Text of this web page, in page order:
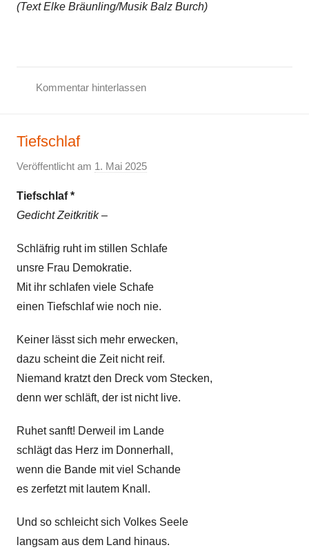
(Text Elke Bräunling/Musik Balz Burch)
i
e
n
g
e
d
i
h
t
,
G
d
i
c
Z
e
Kommentar hinterlassen
Tiefschlaf
Veröffentlicht am 1. Mai 2025
k
Tiefschlaf *
Gedicht Zeitkritik –
Schläfrig ruht im stillen Schlafe
unsre Frau Demokratie.
Mit ihr schlafen viele Schafe
einen Tiefschlaf wie noch nie.
Keiner lässt sich mehr erwecken,
dazu scheint die Zeit nicht reif.
Niemand kratzt den Dreck vom Stecken,
denn wer schläft, der ist nicht live.
Ruhet sanft! Derweil im Lande
schlägt das Herz im Donnerhall,
wenn die Bande mit viel Schande
es zerfetzt mit lautem Knall.
Und so schleicht sich Volkes Seele
langsam aus dem Land hinaus.